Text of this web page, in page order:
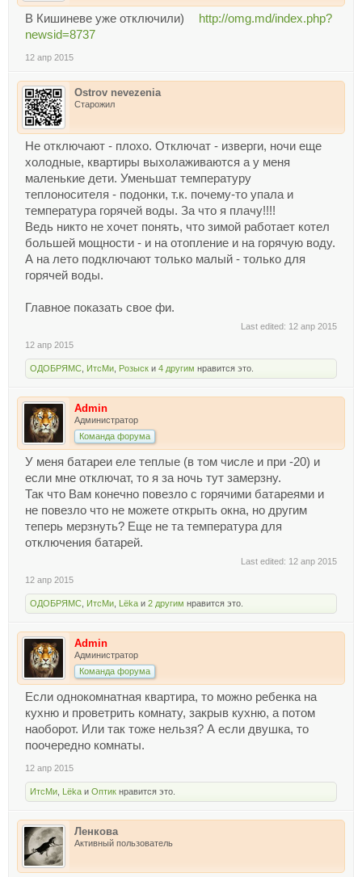
В Кишиневе уже отключили)
http://omg.md/index.php?
newsid=8737
12 апр 2015
Ostrov nevezenia
Старожил
Не отключают - плохо. Отключат - изверги, ночи еще
холодные, квартиры выхолаживаются а у меня
маленькие дети. Уменьшат температуру
теплоносителя - подонки, т.к. почему-то упала и
температура горячей воды. За что я плачу!!!!
Ведь никто не хочет понять, что зимой работает котел
большей мощности - и на отопление и на горячую воду.
А на лето подключают только малый - только для
горячей воды.
Главное показать свое фи.
Last edited: 12 апр 2015
12 апр 2015
ОДОБРЯМС ИтсМи Розыск и 4 другим нравится это.
Admin
Администратор
Команда форума
У меня батареи еле теплые (в том числе и при -20) и
если мне отключат, то я за ночь тут замерзну.
Так что Вам конечно повезло с горячими батареями и
не повезло что не можете открыть окна, но другим
теперь мерзнуть? Еще не та температура для
отключения батарей.
Last edited: 12 апр 2015
12 апр 2015
ОДОБРЯМС ИтсМи Lёka и 2 другим нравится это.
Admin
Администратор
Команда форума
Если однокомнатная квартира, то можно ребенка на
кухню и проветрить комнату, закрыв кухню, а потом
наоборот. Или так тоже нельзя? А если двушка, то
поочередно комнаты.
12 апр 2015
ИтсМи Lёka и Оптик нравится это.
Ленкова
Активный пользователь